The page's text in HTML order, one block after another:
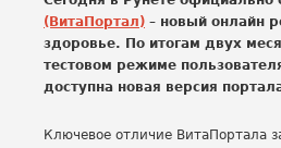
(ВитаПортал) – новый онлайн
здоровье. По итогам двух
тестовом режиме
доступна новая версия
Ключевое отличие ВитаПортала